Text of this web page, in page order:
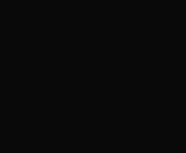
Gas (hot)